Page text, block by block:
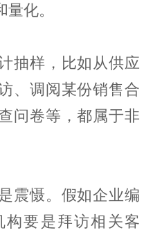
化。
抽样，比如从供应
、调阅某份销售合
问卷等，都属于非
震慑。假如企业编
要是拜访相关客